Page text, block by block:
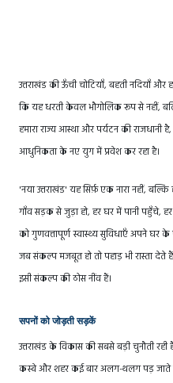
उत्तराखंड की ऊँची चोटियाँ, बहती नदियाँ
कि यह धरती केवल भौगोलिक रूप से नहीं,
हमारा राज्य आस्था और पर्यटन की
आधुनिकता के नए युग में प्रवेश कर रहा है।
'नया उत्तराखंड' यह सिर्फ़ एक नारा नहीं,
गाँव सड़क से जुड़ा हो, हर घर में पानी पहुँचे,
को गुणवत्तापूर्ण स्वास्थ्य सुविधाएँ अपने घर के
जब संकल्प मजबूत हो तो पहाड़ भी रास्ता देते
इसी संकल्प की ठोस नींव हैं।
सपनों को जोड़ती सड़कें
उत्तराखंड के विकास की सबसे बड़ी चुनौती रही
कस्बे और शहर कई बार अलग-थलग पड़ जाते